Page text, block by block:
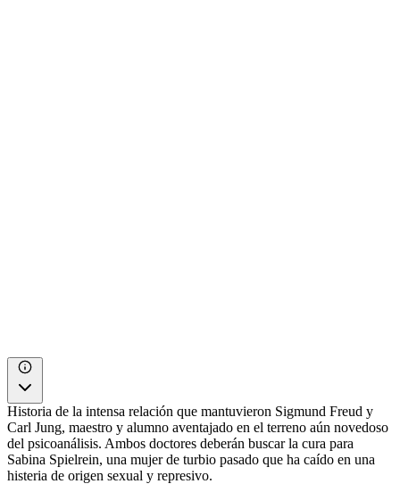
Historia de la intensa relación que mantuvieron Sigmund Freud y
Carl Jung, maestro y alumno aventajado en el terreno aún novedoso
del psicoanálisis. Ambos doctores deberán buscar la cura para
Sabina Spielrein, una mujer de turbio pasado que ha caído en una
histeria de origen sexual y represivo.